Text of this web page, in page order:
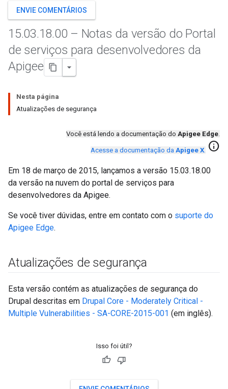
ENVIE COMENTÁRIOS
15.03.18.00 – Notas da versão do Portal
de serviços para desenvolvedores da
Apigee
Nesta página
Atualizações de segurança
Você está lendo a documentação do Apigee Edge.
Acesse a documentação da Apigee X. info
Em 18 de março de 2015, lançamos a versão 15.03.18.00
da versão na nuvem do portal de serviços para
desenvolvedores da Apigee.
Se você tiver dúvidas, entre em contato com o suporte do
Apigee Edge.
Atualizações de segurança
Esta versão contém as atualizações de segurança do
Drupal descritas em Drupal Core - Moderately Critical -
Multiple Vulnerabilities - SA-CORE-2015-001 (em inglês).
Isso foi útil?